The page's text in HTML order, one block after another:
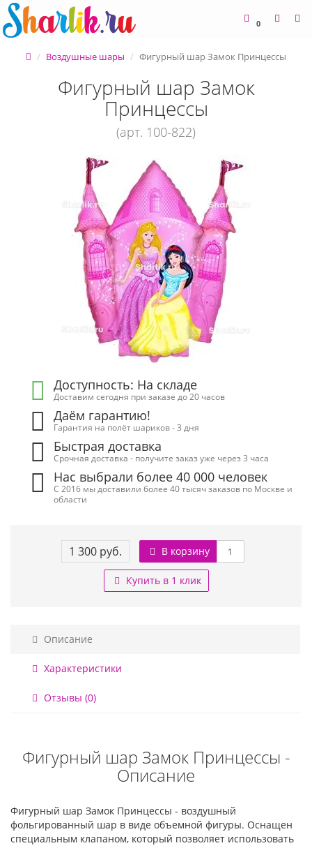
0
Воздушные шары Фигурный шар Замок Принцессы
Фигурный шар Замок
Принцессы
(арт. 100-822)
Доступность: На складе
Доставим сегодня при заказе до 20 часов
Даём гарантию!
Гарантия на полёт шариков - 3 дня
Быстрая доставка
Срочная доставка - получите заказ уже через 3 часа
Нас выбрали более 40 000 человек
С 2016 мы доставили более 40 тысяч заказов по Москве и
области
1 300 руб. В корзину
Купить в 1 клик
Описание
Характеристики
Отзывы (0)
Фигурный шар Замок Принцессы -
Описание
Фигурный шар Замок Принцессы - воздушный
фольгированный шар в виде объемной фигуры. Оснащен
специальным клапаном, который позволяет использовать